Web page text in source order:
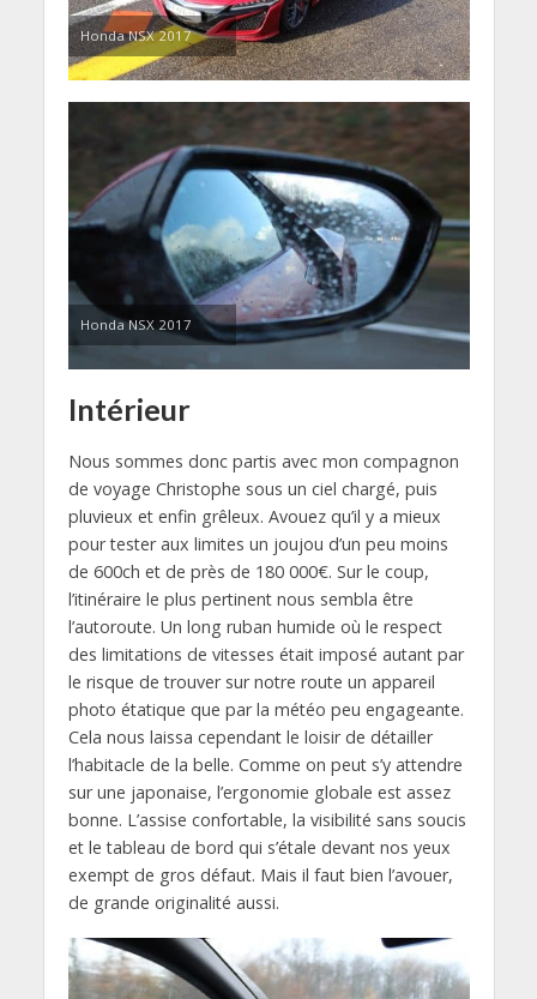
Honda NSX 2017
Honda NSX 2017
Intérieur
Nous sommes donc partis avec mon compagnon
de voyage Christophe sous un ciel chargé, puis
pluvieux et enfin grêleux. Avouez qu’il y a mieux
pour tester aux limites un joujou d’un peu moins
de 600ch et de près de 180 000€. Sur le coup,
l’itinéraire le plus pertinent nous sembla être
l’autoroute. Un long ruban humide où le respect
des limitations de vitesses était imposé autant par
le risque de trouver sur notre route un appareil
photo étatique que par la météo peu engageante.
Cela nous laissa cependant le loisir de détailler
l’habitacle de la belle. Comme on peut s’y attendre
sur une japonaise, l’ergonomie globale est assez
bonne. L’assise confortable, la visibilité sans soucis
et le tableau de bord qui s’étale devant nos yeux
exempt de gros défaut. Mais il faut bien l’avouer,
de grande originalité aussi.